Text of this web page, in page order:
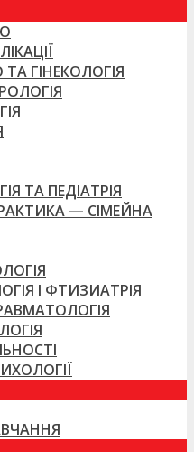
ГІНЕКОЛОГІЯ
ТА ПЕДІАТРІЯ
— СІМЕЙНА
І ФТИЗИАТРІЯ